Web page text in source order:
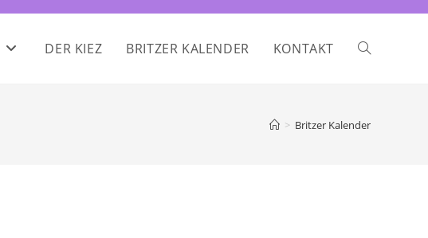
DER KIEZ BRITZER KALENDER KONTAKT
> Britzer Kalender